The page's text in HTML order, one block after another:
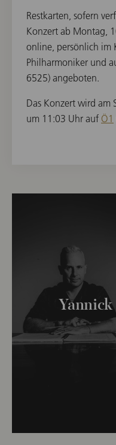
Restkarten, sofern
Konzert ab Montag,
online, persönlich im
Philharmoniker und
6525) angeboten.
Das Konzert wird am
um 11:03 Uhr auf Ö1